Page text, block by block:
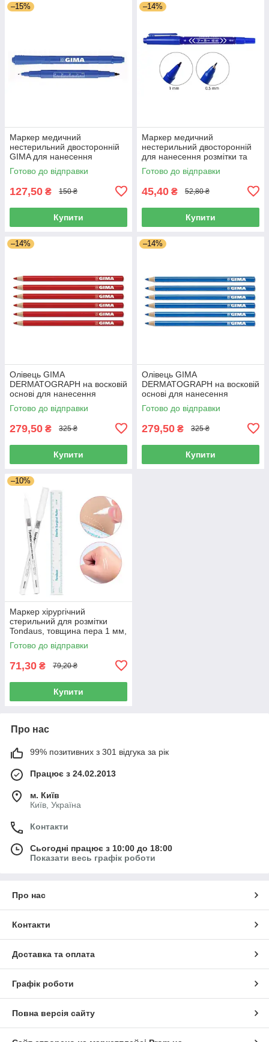
–15%
Маркер медичний
нестерильний двосторонній
GIMA для нанесення
розмітки та ескізу, зі шкалою,
Італія
Готово до відправки
127,50 ₴ 150 ₴
Купити
–14%
Маркер медичний
нестерильний двосторонній
для нанесення розмітки та
ескізу, товщина пера 0,5 і 1
мм синій
Готово до відправки
45,40 ₴ 52,80 ₴
Купити
–14%
Олівець GIMA
DERMATOGRAPH на восковій
основі для нанесення
розмітки та ескізу No 6,
червоний, Італія
Готово до відправки
279,50 ₴ 325 ₴
Купити
–14%
Олівець GIMA
DERMATOGRAPH на восковій
основі для нанесення
розмітки та ескізу No 6, синій,
Італія
Готово до відправки
279,50 ₴ 325 ₴
Купити
–10%
Маркер хірургічний
стерильний для розмітки
Tondaus, товщина пера 1 мм,
білий колір
Готово до відправки
71,30 ₴ 79,20 ₴
Купити
Про нас
99% позитивних з 301 відгука за рік
Працює з 24.02.2013
м. Київ
Київ, Україна
Контакти
Сьогодні працює з 10:00 до 18:00
Показати весь графік роботи
Про нас
Контакти
Доставка та оплата
Графік роботи
Повна версія сайту